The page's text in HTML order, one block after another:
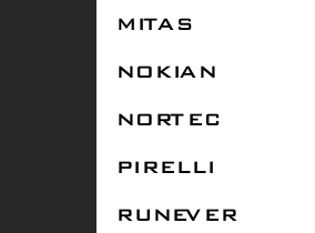
MITAS
NOKIAN
NORTEC
PIRELLI
RUNEVER